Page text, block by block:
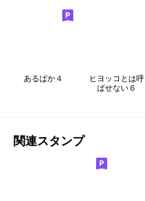
あるばか４
ヒヨッコとは呼
ばせない６
関連スタンプ